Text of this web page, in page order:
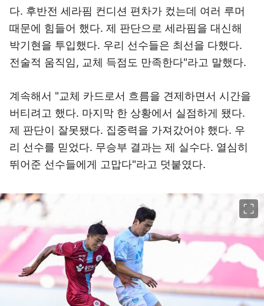
다. 후반전 세라핌 컨디션 편차가 컸는데 여러 루머
때문에 힘들어 했다. 제 판단으로 세라핌을 대신해
박기현을 투입했다. 우리 선수들은 최선을 다했다.
전술적 움직임, 교체 득점도 만족한다"라고 말했다.
계속해서 "교체 카드로서 흐름을 견제하면서 시간을
버티려고 했다. 마지막 한 상황에서 실점하게 됐다.
제 판단이 잘못됐다. 집중력을 가져갔어야 했다. 우
리 선수를 믿었다. 무승부 결과는 제 실수다. 열심히
뛰어준 선수들에게 고맙다"라고 덧붙였다.